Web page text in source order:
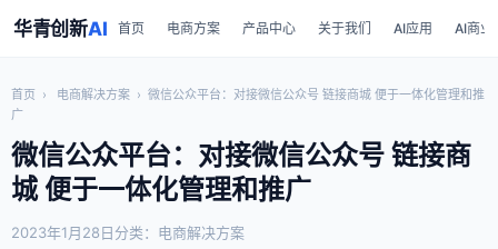
华青创新AI 首页 电商方案 产品中心 关于我们 AI应用 AI商业
首页 › 电商解决方案 › 微信公众平台：对接微信公众号 链接商城 便于一体化管理和推
广
微信公众平台：对接微信公众号 链接商
城 便于一体化管理和推广
2023年1月28日分类：电商解决方案